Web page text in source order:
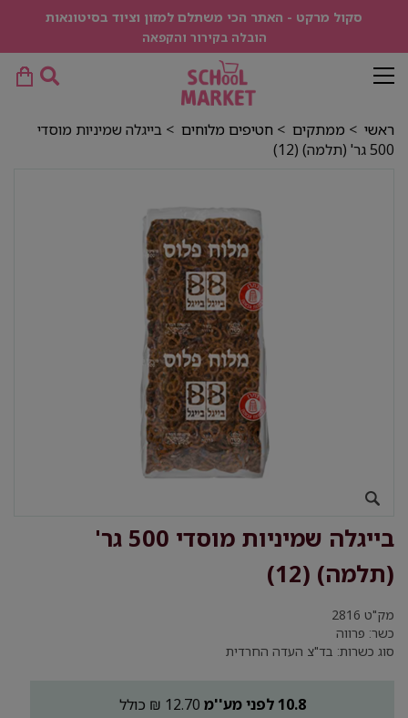
סקול מרקט - האתר הכי משתלם למזון וציוד בסיטונאות
הובלה בקירור והקפאה
ראשי > ממתקים > חטיפים מלוחים > בייגלה שמיניות מוסדי
500 גר' (תלמה) (12)
בייגלה שמיניות מוסדי 500 גר'
(תלמה) (12)
מק"ט 2816
כשר: פרווה
סוג כשרות: בד"צ העדה החרדית
10.8 לפני מע''מ 12.70 ₪ כולל